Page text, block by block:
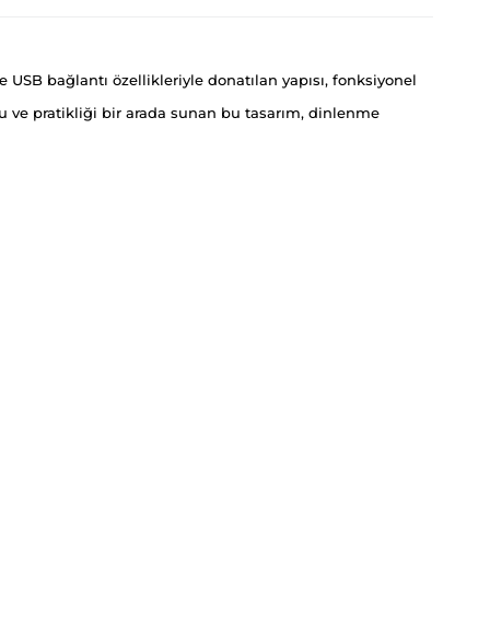
bağlantı özellikleriyle donatılan yapısı, fonksiyonel
ve pratikliği bir arada sunan bu tasarım, dinlenme